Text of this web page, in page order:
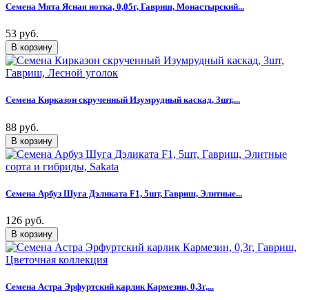
Семена Мята Ясная нотка, 0,05г, Гавриш, Монастырский...
53 руб.
Семена Кирказон скрученный Изумрудный каскад, 3шт,...
88 руб.
Семена Арбуз Шуга Дэликата F1, 5шт, Гавриш, Элитные...
126 руб.
Семена Астра Эрфуртский карлик Кармезин, 0,3г,...